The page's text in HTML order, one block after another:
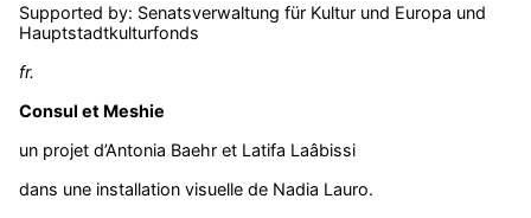
Supported by: Senatsverwaltung für Kultur und Europa und
Hauptstadtkulturfonds
fr.
Consul et Meshie
un projet d’Antonia Baehr et Latifa Laâbissi
dans une installation visuelle de Nadia Lauro.